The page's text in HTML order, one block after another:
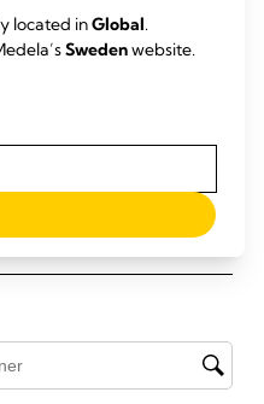
located inGlobal.
Swedenwebsite.